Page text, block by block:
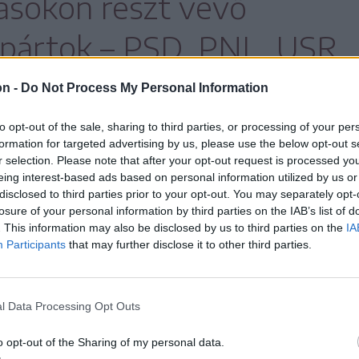
- Do Not Process My Personal Information
opt-out of the sale, sharing to third parties, or processing of your
for targeted advertising by us, please use the below opt-out
selection. Please note that after your opt-out request is processed
interest-based ads based on personal information utilized by us
to third parties prior to your opt-out. You may separately
of your personal information by third parties on the IAB’s list of
This information may also be disclosed by us to third parties on the
Participants that may further disclose it to other third parties.
Data Processing Opt Outs
opt-out of the Sharing of my personal data.
– PSD, PNL, USR
kormányra
munkacsoportjának ülésein kidolgozott
végleges változat, még egyeztetni fog az
Nicușor Dan megerősítette, hogy hétfőn
elmondta, hogy